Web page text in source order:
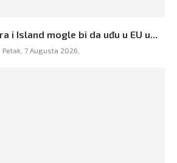
i Island mogle bi da uđu u EU u...
Petak, 7 Augusta 2026,